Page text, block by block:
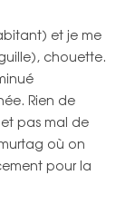
et je me
chouette.
Rien de
pas mal de
où on
pour la